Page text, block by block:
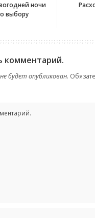
ночи
выбору
комментарий.
будет опубликован.